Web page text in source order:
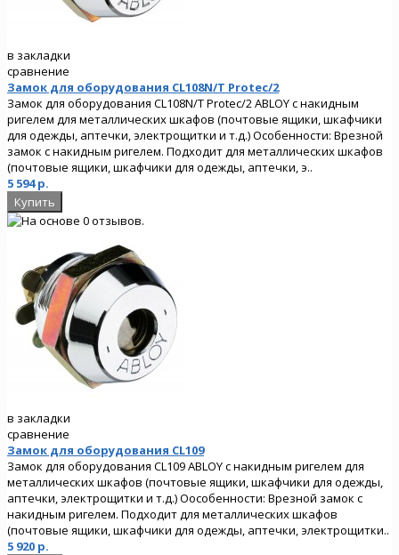
в закладки
сравнение
Замок для оборудования CL108N/T Protec/2
Замок для оборудования CL108N/T Protec/2 ABLOY с накидным
ригелем для металлических шкафов (почтовые ящики, шкафчики
для одежды, аптечки, электрощитки и т.д.) Особенности: Врезной
замок с накидным ригелем. Подходит для металлических шкафов
(почтовые ящики, шкафчики для одежды, аптечки, э..
5 594 р.
в закладки
сравнение
Замок для оборудования CL109
Замок для оборудования CL109 ABLOY с накидным ригелем для
металлических шкафов (почтовые ящики, шкафчики для одежды,
аптечки, электрощитки и т.д.) Оособенности: Врезной замок с
накидным ригелем. Подходит для металлических шкафов
(почтовые ящики, шкафчики для одежды, аптечки, электрощитки..
5 920 р.